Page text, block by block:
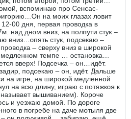
вспоминаю про Сенсас-
на моих глазах ловит
00 дня, первая проводка в
над дном вниз, на полпути стук –
вниз…опять стук, подсекаю –
– сверху вниз в широкой
темпе … остановка…
вверх! Подсечка – он…идёт.
подсекаю – он, идёт. Дальше
на игре, на широкой медленной
на всю длину, играю с потяжкоя к
вышиванием). Короче
и уезжаю домой. По дороге
в погребе на даче мотыля две